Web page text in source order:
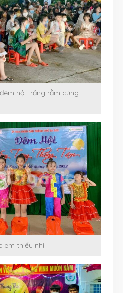
hội trăng rằm cùng
em thiếu nhi